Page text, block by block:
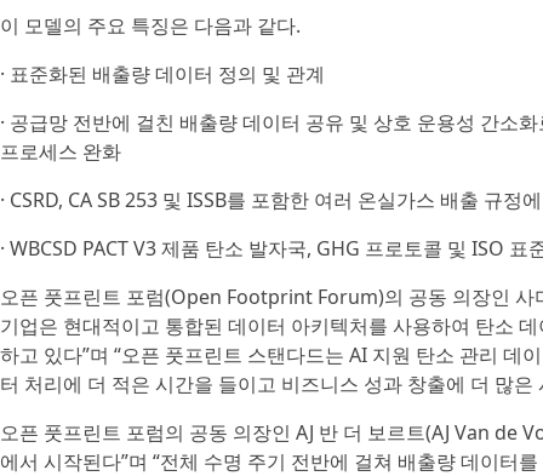
이 모델의 주요 특징은 다음과 같다.
· 표준화된 배출량 데이터 정의 및 관계
· 공급망 전반에 걸친 배출량 데이터 공유 및 상호 운용성 간소
프로세스 완화
· CSRD, CA SB 253 및 ISSB를 포함한 여러 온실가스 배출 규정
· WBCSD PACT V3 제품 탄소 발자국, GHG 프로토콜 및 ISO 표
오픈 풋프린트 포럼(Open Footprint Forum)의 공동 의장인
기업은 현대적이고 통합된 데이터 아키텍처를 사용하여 탄소
하고 있다”며 “오픈 풋프린트 스탠다드는 AI 지원 탄소 관리 데
터 처리에 더 적은 시간을 들이고 비즈니스 성과 창출에 더 많
오픈 풋프린트 포럼의 공동 의장인 AJ 반 더 보르트(AJ Van de
에서 시작된다”며 “전체 수명 주기 전반에 걸쳐 배출량 데이터